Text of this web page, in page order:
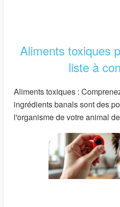
Aliments toxiques
liste à
Aliments toxiques :
ingrédients banals sont des
l'organisme de votre animal